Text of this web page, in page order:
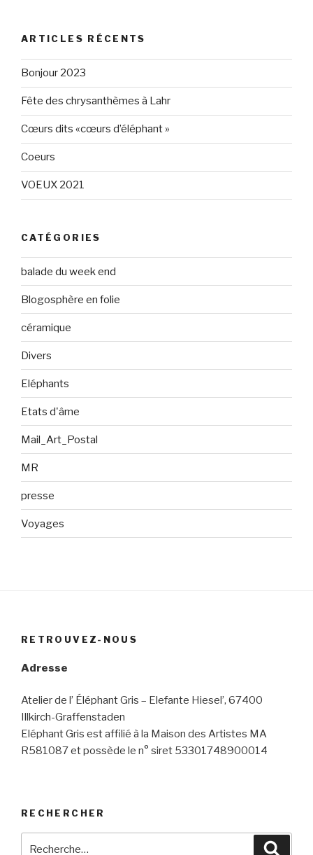
Eléphant-
Gris-
sur
Facebook
elephantgris
sur
ARTICLES RÉCENTS
Bonjour 2023
Fête des chrysanthèmes à Lahr
Cœurs dits «cœurs d’éléphant »
Coeurs
VOEUX 2021
CATÉGORIES
balade du week end
Blogosphère en folie
céramique
Divers
Eléphants
Etats d'âme
Mail_Art_Postal
MR
presse
Voyages
RETROUVEZ-NOUS
Adresse
Atelier de l’ Éléphant Gris – Elefante Hiesel’, 67400
Illkirch-Graffenstaden
Eléphant Gris est affilié à la Maison des Artistes MA
R581087 et possède le n° siret 53301748900014
RECHERCHER